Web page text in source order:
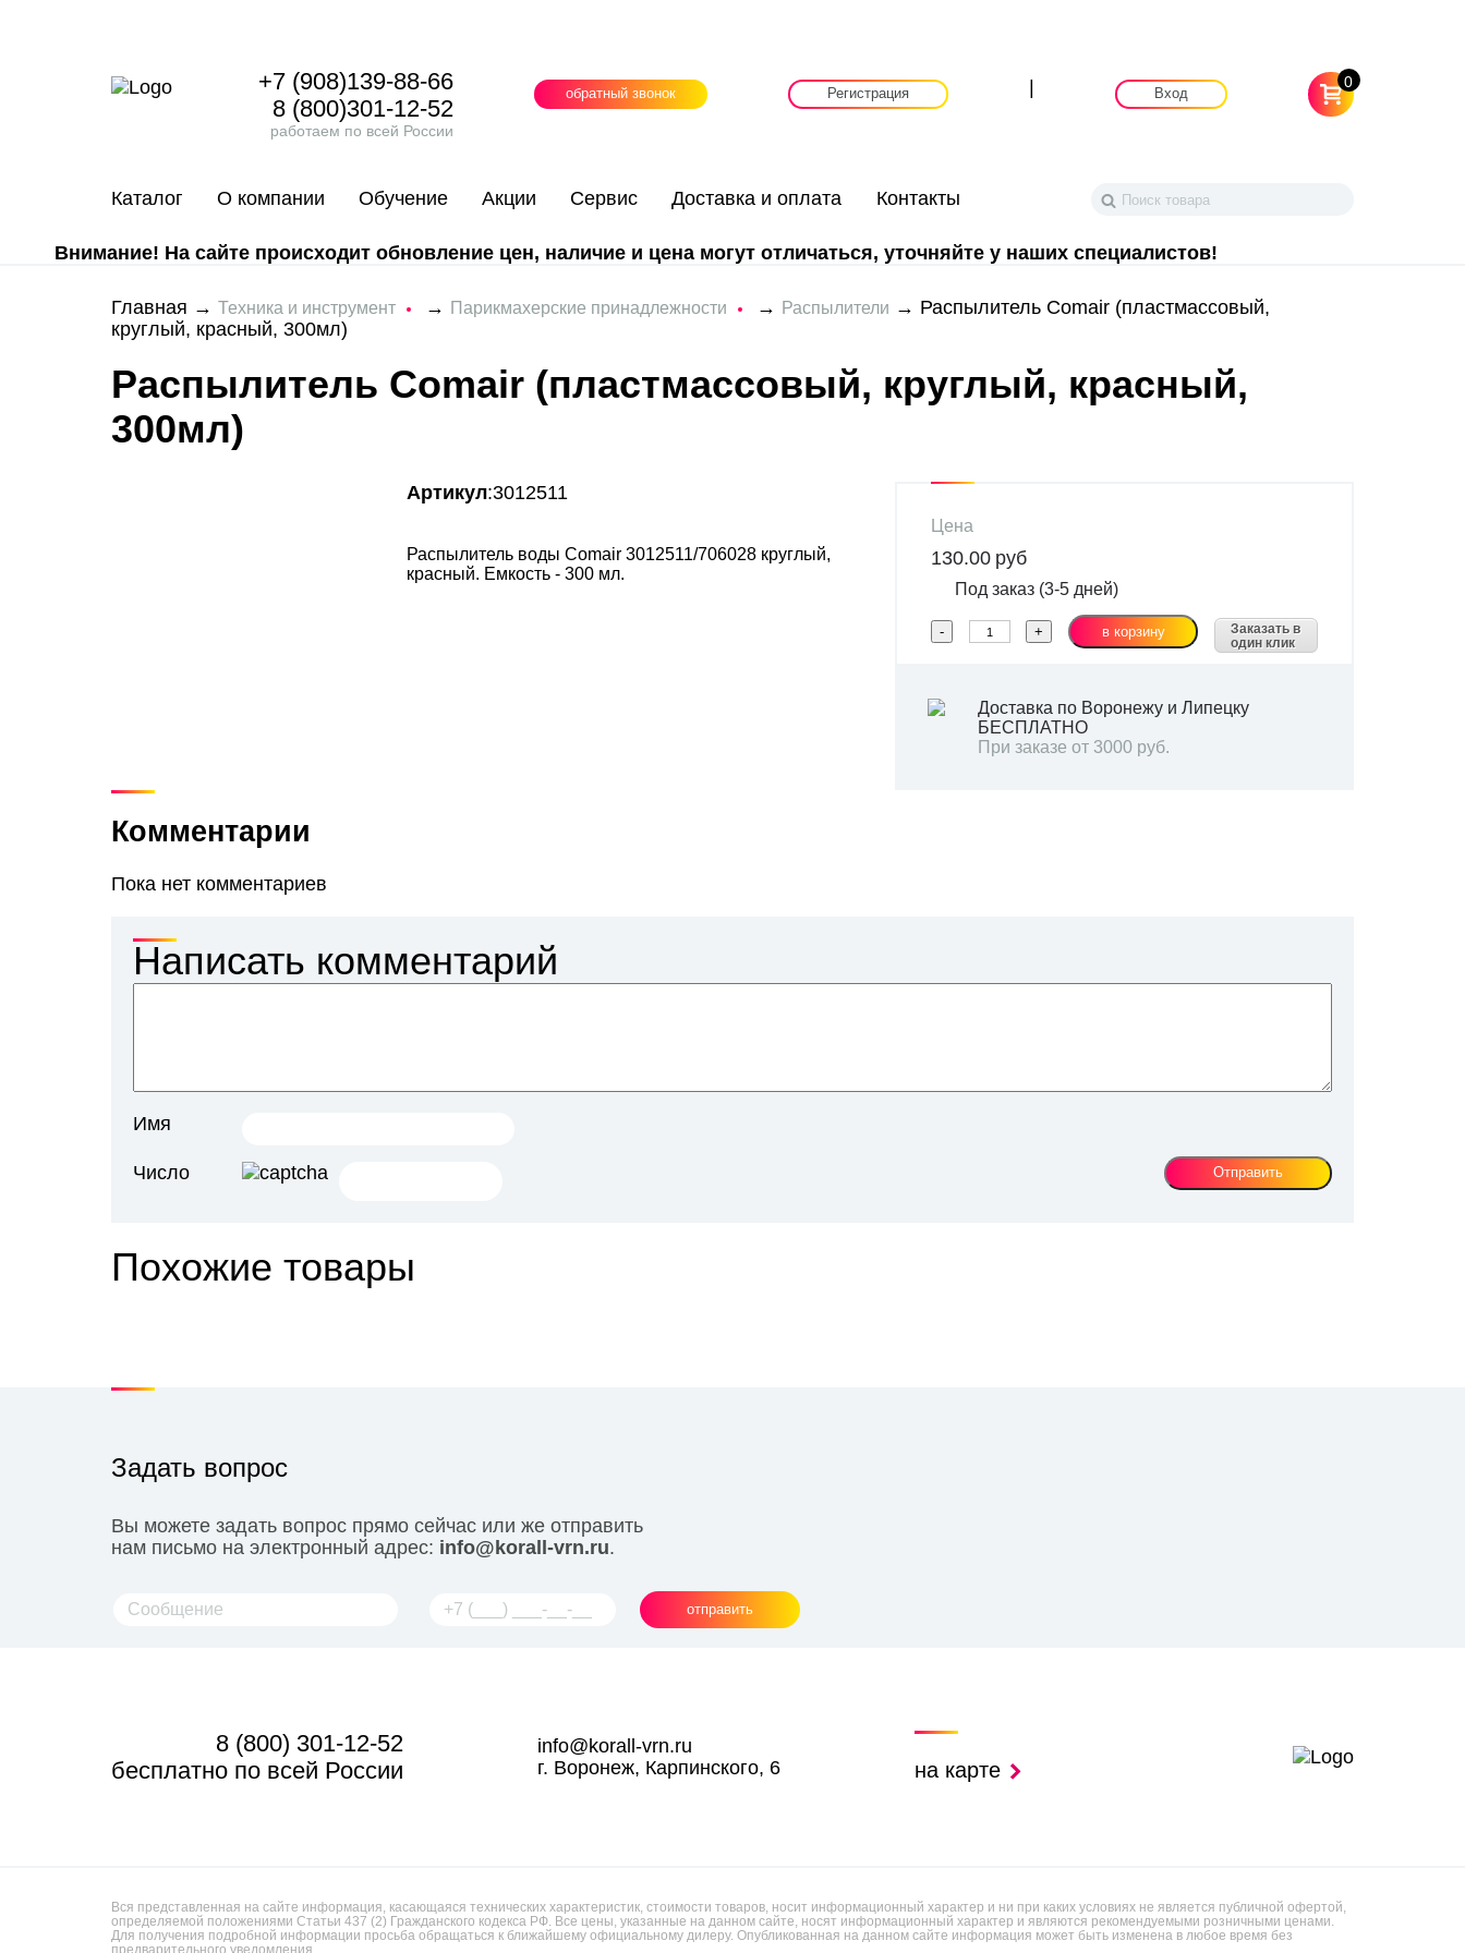
+7 (908)139-88-66
8 (800)301-12-52
работаем по всей России
обратный звонок Регистрация Вход
0
Каталог О компании Обучение Акции Сервис Доставка и оплата Контакты
Внимание! На сайте происходит обновление цен, наличие и цена могут отличаться, уточняйте у наших специалистов!
Главная → Техника и инструмент → Парикмахерские принадлежности → Распылители → Распылитель Comair (пластмассовый,
круглый, красный, 300мл)
Распылитель Comair (пластмассовый, круглый, красный,
300мл)
Артикул:3012511
Распылитель воды Comair 3012511/706028 круглый,
красный. Емкость - 300 мл.
Цена
130.00 руб
Под заказ (3-5 дней)
Заказать в
один клик
Доставка по Воронежу и Липецку
БЕСПЛАТНО
При заказе от 3000 руб.
Комментарии
Пока нет комментариев
Написать комментарий
Имя
Число
Похожие товары
Задать вопрос
Вы можете задать вопрос прямо сейчас или же отправить
нам письмо на электронный адрес: info@korall-vrn.ru.
отправить
8 (800) 301-12-52
бесплатно по всей России
info@korall-vrn.ru
г. Воронеж, Карпинского, 6
на карте
Вся представленная на сайте информация, касающаяся технических характеристик, стоимости товаров, носит информационный характер и ни при каких условиях не является публичной офертой,
определяемой положениями Статьи 437 (2) Гражданского кодекса РФ. Все цены, указанные на данном сайте, носят информационный характер и являются рекомендуемыми розничными ценами.
Для получения подробной информации просьба обращаться к ближайшему официальному дилеру. Опубликованная на данном сайте информация может быть изменена в любое время без
предварительного уведомления.